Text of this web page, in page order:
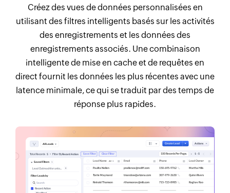
Créez des vues de données personnalisées en
utilisant des filtres intelligents basés sur les activités
des enregistrements et les données des
enregistrements associés. Une combinaison
intelligente de mise en cache et de requêtes en
direct fournit les données les plus récentes avec une
latence minimale, ce qui se traduit par des temps de
réponse plus rapides.